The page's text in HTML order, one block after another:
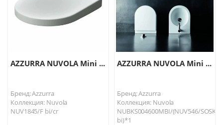
AZZURRA NUVOLA Mini ...
Бренд: Azzurra
Коллекция: Nuvola
NUV1845/F bi/cr
AZZURRA NUVOLA Mini ...
Бренд: Azzurra
Коллекция: Nuvola
NUBKS004600MBI/(NUV546/SOSK
bi)*1